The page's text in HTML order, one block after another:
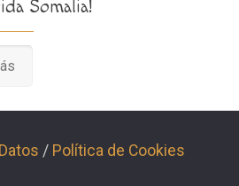
Somalia!
/ Política de Cookies